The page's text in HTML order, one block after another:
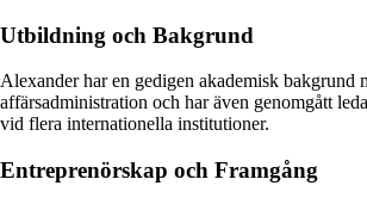
Utbildning och Bakgrund
Alexander har en gedigen akademisk bakgrund
affärsadministration och har även genomgått
vid flera internationella institutioner.
Entreprenörskap och Framgång